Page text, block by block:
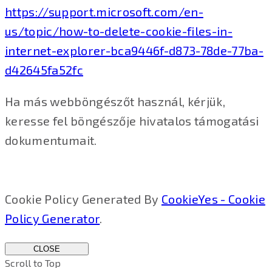
https://support.microsoft.com/en-
us/topic/how-to-delete-cookie-files-in-
internet-explorer-bca9446f-d873-78de-77ba-
d42645fa52fc
Ha más webböngészőt használ, kérjük,
keresse fel böngészője hivatalos támogatási
dokumentumait.
Cookie Policy Generated By CookieYes - Cookie
Policy Generator
CLOSE
Scroll to Top